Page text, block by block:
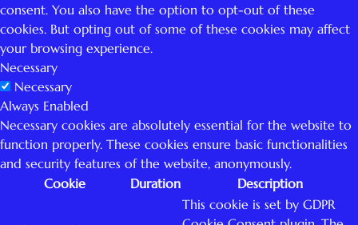
consent. You also have the option to opt-out of these
cookies. But opting out of some of these cookies may affect
your browsing experience.
Necessary
Necessary
Always Enabled
Necessary cookies are absolutely essential for the website to
function properly. These cookies ensure basic functionalities
and security features of the website, anonymously.
Cookie
Duration Description
This cookie is set by GDPR